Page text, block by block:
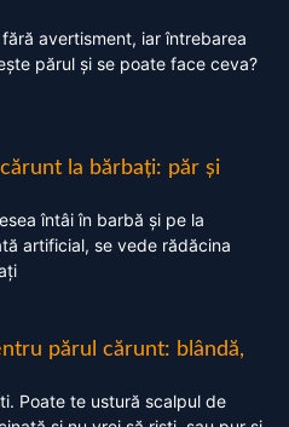
avertisment, iar întrebarea
părul și se poate face ceva?
la bărbați: păr și
întâi în barbă și pe la
artificial, se vede rădăcina
părul cărunt: blândă,
Poate te ustură scalpul de